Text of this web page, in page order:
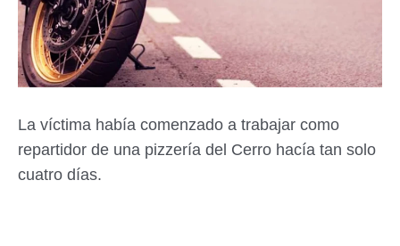
La víctima había comenzado a trabajar como
repartidor de una pizzería del Cerro hacía tan solo
cuatro días.